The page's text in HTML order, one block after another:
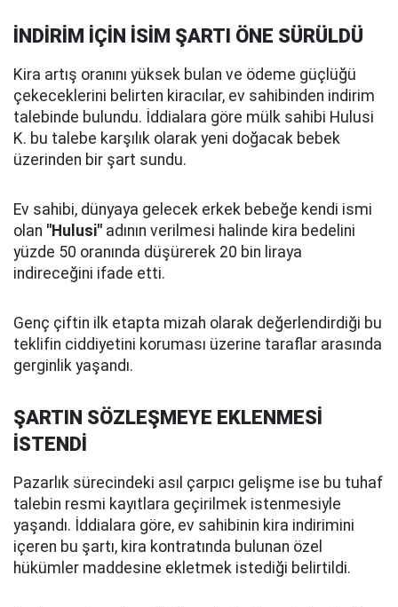
İNDİRİM İÇİN İSİM ŞARTI ÖNE SÜRÜLDÜ
Kira artış oranını yüksek bulan ve ödeme güçlüğü
çekeceklerini belirten kiracılar, ev sahibinden indirim
talebinde bulundu. İddialara göre mülk sahibi Hulusi
K. bu talebe karşılık olarak yeni doğacak bebek
üzerinden bir şart sundu.
Ev sahibi, dünyaya gelecek erkek bebeğe kendi ismi
olan "Hulusi" adının verilmesi halinde kira bedelini
yüzde 50 oranında düşürerek 20 bin liraya
indireceğini ifade etti.
Genç çiftin ilk etapta mizah olarak değerlendirdiği bu
teklifin ciddiyetini koruması üzerine taraflar arasında
gerginlik yaşandı.
ŞARTIN SÖZLEŞMEYE EKLENMESİ
İSTENDİ
Pazarlık sürecindeki asıl çarpıcı gelişme ise bu tuhaf
talebin resmi kayıtlara geçirilmek istenmesiyle
yaşandı. İddialara göre, ev sahibinin kira indirimini
içeren bu şartı, kira kontratında bulunan özel
hükümler maddesine ekletmek istediği belirtildi.